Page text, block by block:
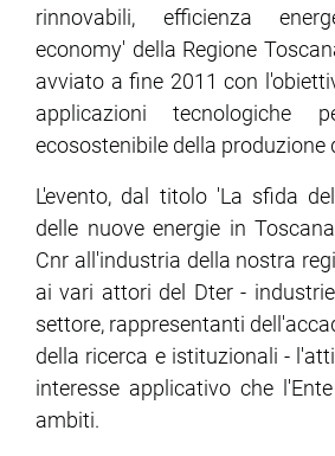
rinnovabili, efficienza
economy' della Regione
avviato a fine 2011 con
applicazioni tecnologiche
ecosostenibile della produzione
L'evento, dal titolo 'La sfida
delle nuove energie in
Cnr all'industria della nostra
ai vari attori del Dter -
settore, rappresentanti
della ricerca e istituzionali -
interesse applicativo che
ambiti.